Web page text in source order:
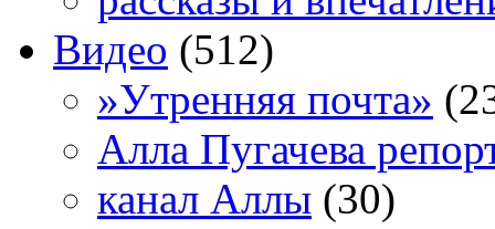
Видео (512)
»Утренняя почта»
Алла Пугачева
канал Аллы (30)